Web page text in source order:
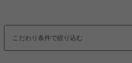
こだわり条件で絞り込む